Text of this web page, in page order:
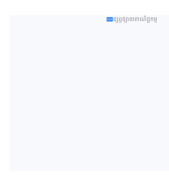
ផ្សព្វផ្សាយពាណិជ្ជកម្ម